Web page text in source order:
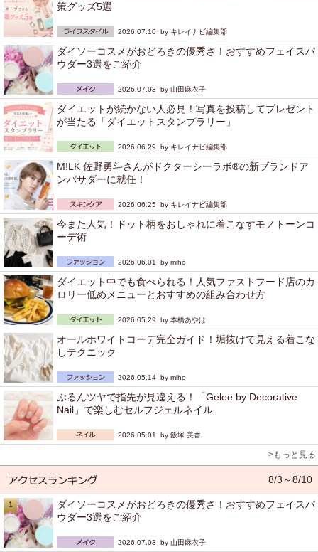
策グッズ5選
2026.07.10 by キレイナビ編集部
ダイソーコスメがおどろきの優秀さ！おすすめフェイスパ
ウダー3選をご紹介
2026.07.03 by 山田麻衣子
ダイエットが続かない人必見！写真を投稿してプレゼント
が当たる「ダイエットスタンプラリー」
2026.06.29 by キレイナビ編集部
M!LK 佐野勇斗さんがドクターシーラボ®の新ブランドア
ンバサダーに就任！
2026.06.25 by キレイナビ編集部
今また人気！ドット柄をおしゃれに着こなすモノトーンコ
ーデ術
2026.06.01 by miho
ダイエット中でも食べられる！人気ファストフード店のカ
ロリー低めメニューとおすすめの組み合わせ方
2026.05.29 by 本橋あやは
オールホワイトコーデ完全ガイド！垢抜けて見える着こな
しテクニック
2026.05.14 by miho
ぷるんツヤで指先が見違える！「Gelee by Decorative
Nail」で楽しむセルフジェルネイル
2026.05.01 by 飯塚 美香
>もっと見る
8/3～8/10
ダイソーコスメがおどろきの優秀さ！おすすめフェイスパ
ウダー3選をご紹介
2026.07.03 by 山田麻衣子